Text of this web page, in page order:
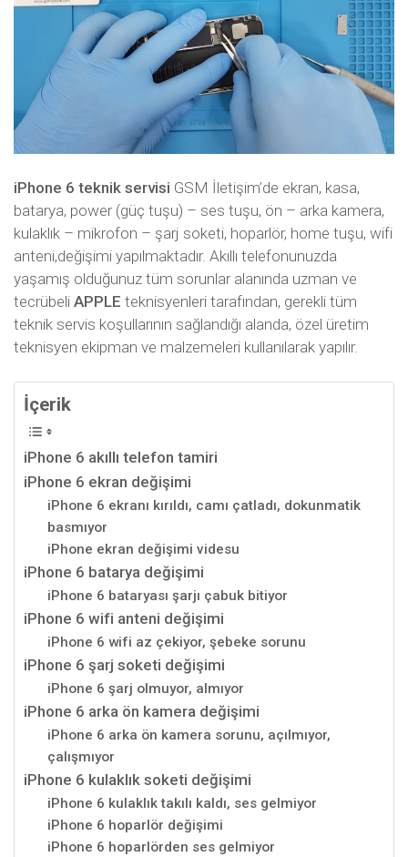
iPhone 6 teknik servisi GSM İletişim’de ekran, kasa,
batarya, power (güç tuşu) – ses tuşu, ön – arka kamera,
kulaklık – mikrofon – şarj soketi, hoparlör, home tuşu, wifi
anteni,değişimi yapılmaktadır. Akıllı telefonunuzda
yaşamış olduğunuz tüm sorunlar alanında uzman ve
tecrübeli APPLE teknisyenleri tarafından, gerekli tüm
teknik servis koşullarının sağlandığı alanda, özel üretim
teknisyen ekipman ve malzemeleri kullanılarak yapılır.
İçerik
iPhone 6 akıllı telefon tamiri
iPhone 6 ekran değişimi
iPhone 6 ekranı kırıldı, camı çatladı, dokunmatik
basmıyor
iPhone ekran değişimi videsu
iPhone 6 batarya değişimi
iPhone 6 bataryası şarjı çabuk bitiyor
iPhone 6 wifi anteni değişimi
iPhone 6 wifi az çekiyor, şebeke sorunu
iPhone 6 şarj soketi değişimi
iPhone 6 şarj olmuyor, almıyor
iPhone 6 arka ön kamera değişimi
iPhone 6 arka ön kamera sorunu, açılmıyor,
çalışmıyor
iPhone 6 kulaklık soketi değişimi
iPhone 6 kulaklık takılı kaldı, ses gelmiyor
iPhone 6 hoparlör değişimi
iPhone 6 hoparlörden ses gelmiyor